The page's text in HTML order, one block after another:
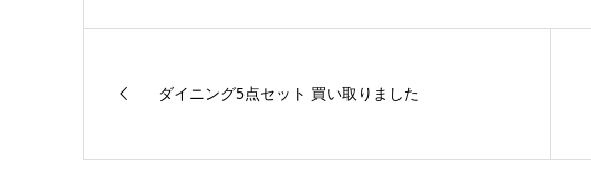
ダイニング5点セット 買い取りました